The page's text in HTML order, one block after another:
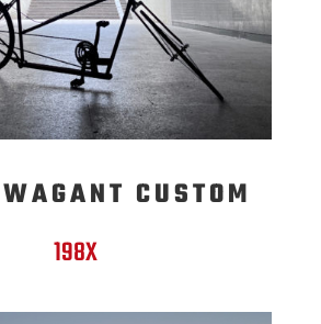
CUSTOM
198X